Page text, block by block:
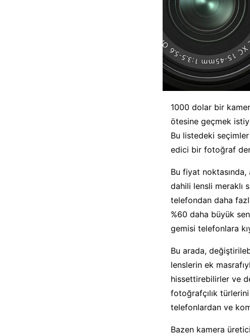
1000 dolar bir
ötesine geçmek
Bu listedeki
edici bir fotoğraf
Bu fiyat
dahili lensli meraklı
telefondan daha
%60 daha büyük
gemisi telefonlara
Bu arada,
lenslerin ek
hissettirebilirler ve
fotoğrafçılık
telefonlardan ve
Bazen kamera